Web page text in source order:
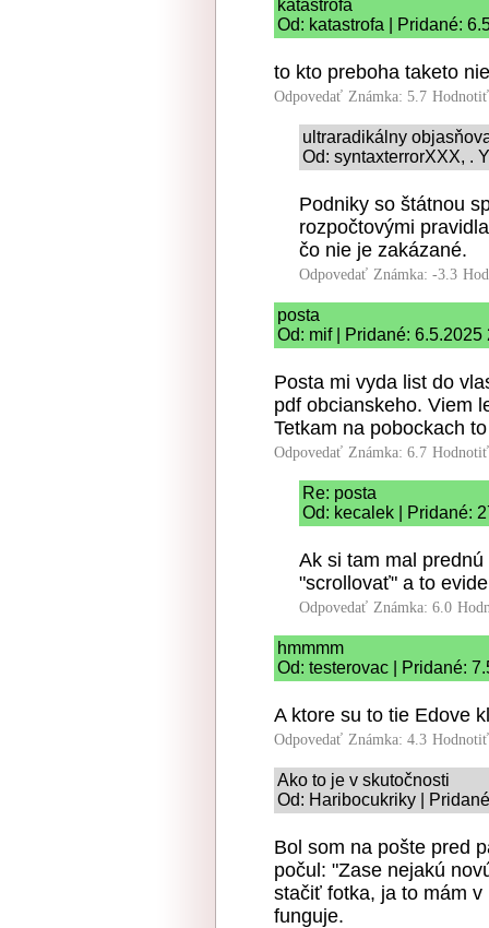
katastrofa
Od: katastrofa | Pridané:
to kto preboha taketo
Odpovedať Známka: 5.7
ultraradikálny
Od: syntaxterrorXXX, .
Podniky so štátnou
rozpočtovými
čo nie je zakázané.
Odpovedať Známka: -3.3
posta
Od: mif | Pridané: 6.5.2025
Posta mi vyda list do
pdf obcianskeho. Viem
Tetkam na pobockach
Odpovedať Známka: 6.7
Re: posta
Od: kecalek | Pridané:
Ak si tam mal
"scrollovať" a to
Odpovedať Známka: 6.0
hmmmm
Od: testerovac | Pridané:
A ktore su to tie Edove
Odpovedať Známka: 4.3
Ako to je v skutočnosti
Od: Haribocukriky |
Bol som na pošte pred
počul: "Zase nejakú
stačiť fotka, ja to mám v
funguje.